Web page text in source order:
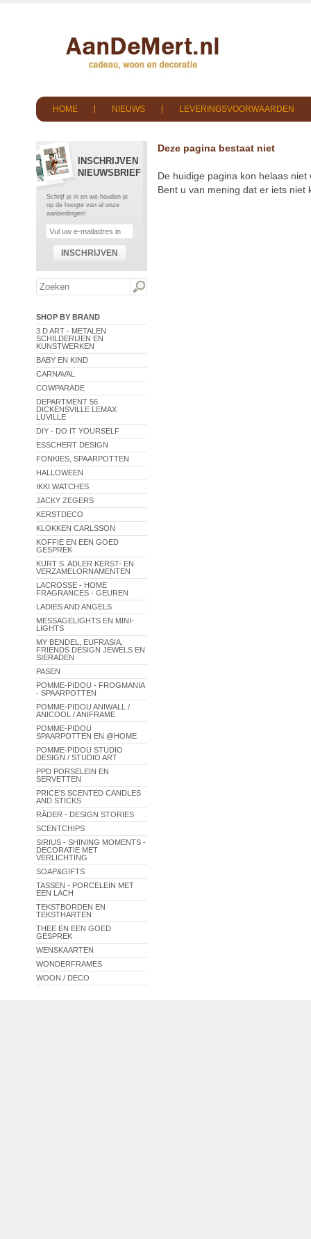
HOME NIEUWS LEVERINGSVOORWAARDEN
INSCHRIJVEN
NIEUWSBRIEF
Schrijf je in en we houden je
op de hoogte van al onze
aanbiedingen!
INSCHRIJVEN
SHOP BY BRAND
3 D ART - METALEN
SCHILDERIJEN EN
KUNSTWERKEN
BABY EN KIND
CARNAVAL
COWPARADE
DEPARTMENT 56
DICKENSVILLE LEMAX
LUVILLE
DIY - DO IT YOURSELF
ESSCHERT DESIGN
FONKIES, SPAARPOTTEN
HALLOWEEN
IKKI WATCHES
JACKY ZEGERS
KERSTDECO
KLOKKEN CARLSSON
KOFFIE EN EEN GOED
GESPREK
KURT S. ADLER KERST- EN
VERZAMELORNAMENTEN
LACROSSE - HOME
FRAGRANCES - GEUREN
LADIES AND ANGELS
MESSAGELIGHTS EN MINI-
LIGHTS
MY BENDEL, EUFRASIA,
FRIENDS DESIGN JEWELS EN
SIERADEN
PASEN
POMME-PIDOU - FROGMANIA
- SPAARPOTTEN
POMME-PIDOU ANIWALL /
ANICOOL / ANIFRAME
POMME-PIDOU
SPAARPOTTEN EN @HOME
POMME-PIDOU STUDIO
DESIGN / STUDIO ART
PPD PORSELEIN EN
SERVETTEN
PRICE'S SCENTED CANDLES
AND STICKS
RÄDER - DESIGN STORIES
SCENTCHIPS
SIRIUS - SHINING MOMENTS -
DECORATIE MET
VERLICHTING
SOAP&GIFTS
TASSEN - PORCELEIN MET
EEN LACH
TEKSTBORDEN EN
TEKSTHARTEN
THEE EN EEN GOED
GESPREK
WENSKAARTEN
WONDERFRAMES
WOON / DECO
Deze pagina bestaat niet
De huidige pagina kon helaas
Bent u van mening dat er iets